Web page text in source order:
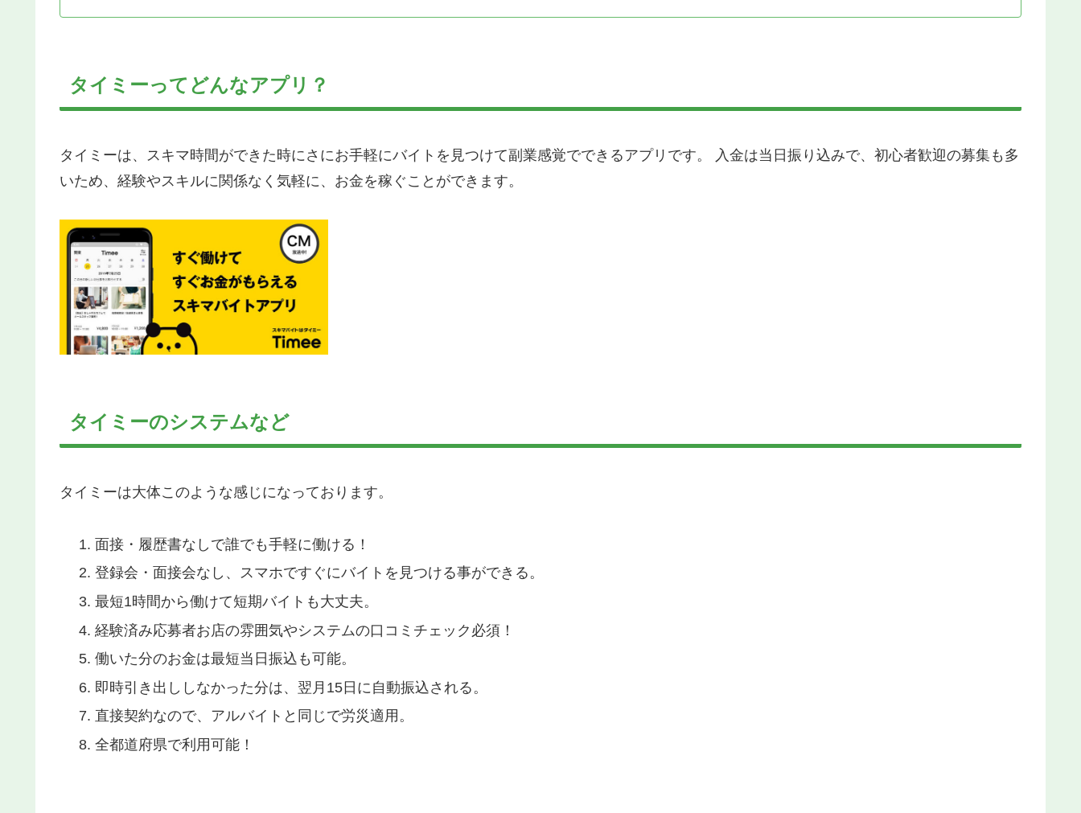
タイミーってどんなアプリ？
タイミーは、スキマ時間ができた時にさにお手軽にバイトを見つけて副業感覚でできるアプリです。 入金は当日振り込みで、初心者歓迎の募集も多
いため、経験やスキルに関係なく気軽に、お金を稼ぐことができます。
タイミーのシステムなど
タイミーは大体このような感じになっております。
面接・履歴書なしで誰でも手軽に働ける！
登録会・面接会なし、スマホですぐにバイトを見つける事ができる。
最短1時間から働けて短期バイトも大丈夫。
経験済み応募者お店の雰囲気やシステムの口コミチェック必須！
働いた分のお金は最短当日振込も可能。
即時引き出ししなかった分は、翌月15日に自動振込される。
直接契約なので、アルバイトと同じで労災適用。
全都道府県で利用可能！